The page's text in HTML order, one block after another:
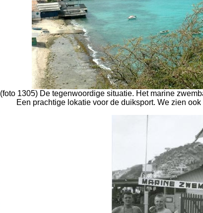
(foto 1305) De tegenwoordige situatie. Het marine
Een prachtige lokatie voor de duiksport. We zien